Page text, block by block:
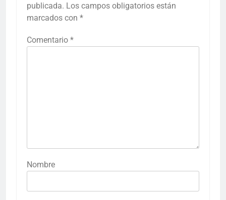
publicada. Los campos obligatorios están
marcados con *
Comentario *
Nombre